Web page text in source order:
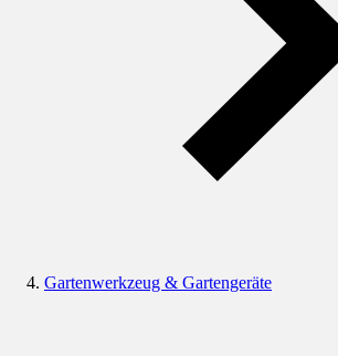
Gartenwerkzeug & Gartengeräte